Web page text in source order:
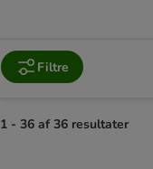
Filtre
1 - 36 af 36 resultater